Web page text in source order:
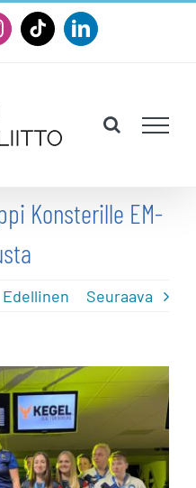
TiktokLinkedIn
Konsterille EM-
Edellinen Seuraava